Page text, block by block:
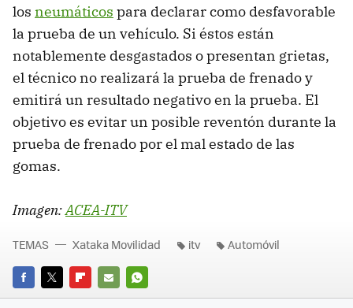
los neumáticos para declarar como desfavorable
la prueba de un vehículo. Si éstos están
notablemente desgastados o presentan grietas,
el técnico no realizará la prueba de frenado y
emitirá un resultado negativo en la prueba. El
objetivo es evitar un posible reventón durante la
prueba de frenado por el mal estado de las
gomas.
Imagen:ACEA-ITV
FACEBOOK
TWITTERFLIPBOARD
E-
WHATSAPP
TEMAS Xataka Movilidad itv Automóvil